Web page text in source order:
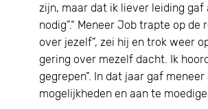
zijn, maar dat ik liever leiding gaf
nodig”.“ Meneer Job trapte op
over jezelf”, zei hij en trok weer
gering over mezelf dacht. Ik
gegrepen”. In dat jaar gaf
mogelijkheden en aan te